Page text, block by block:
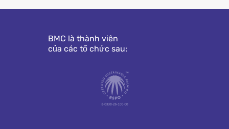
BMC là thành viên
của các tổ chức sau: